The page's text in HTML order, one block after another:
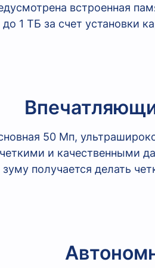
встроенная
до 1 ТБ за счет установки
50 Мп,
и качественными
получается делать